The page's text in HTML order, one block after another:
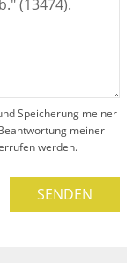
Speicherung meiner
meiner
werden.
SENDEN